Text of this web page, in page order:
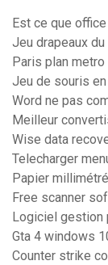
Est ce que
Jeu drapeaux
Paris plan metro
Jeu de souris
Word ne pas
Meilleur
Wise data
Telecharger
Papier
Free scanner
Logiciel gestion
Gta 4 windows
Counter strike